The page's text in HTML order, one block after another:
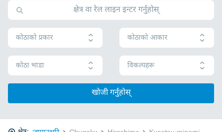
कोठाको प्रकार कोठाको आकार
कोठा भाडा विकल्पहरू
खोजी गर्नुहोस्